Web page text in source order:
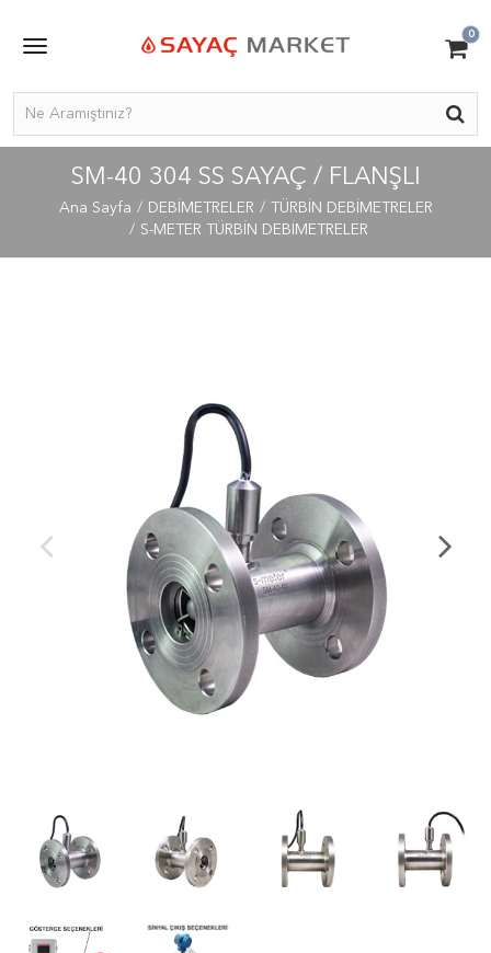
0
SM-40 304 SS SAYAÇ / FLANŞLI
Ana Sayfa DEBİMETRELER
TÜRBİN DEBİMETRELER
S-METER TÜRBİN DEBİMETRELER